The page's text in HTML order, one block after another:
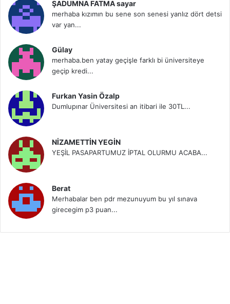
ŞADUMNA FATMA sayar
merhaba kızımın bu sene son senesi yanlız dört detsi
var yan...
Gülay
merhaba.ben yatay geçişle farklı bi üniversiteye
geçip kredi...
Furkan Yasin Özalp
Dumlupınar Üniversitesi an itibari ile 30TL...
NİZAMETTİN YEGİN
YEŞİL PASAPARTUMUZ İPTAL OLURMU ACABA...
Berat
Merhabalar ben pdr mezunuyum bu yıl sınava
girecegim p3 puan...